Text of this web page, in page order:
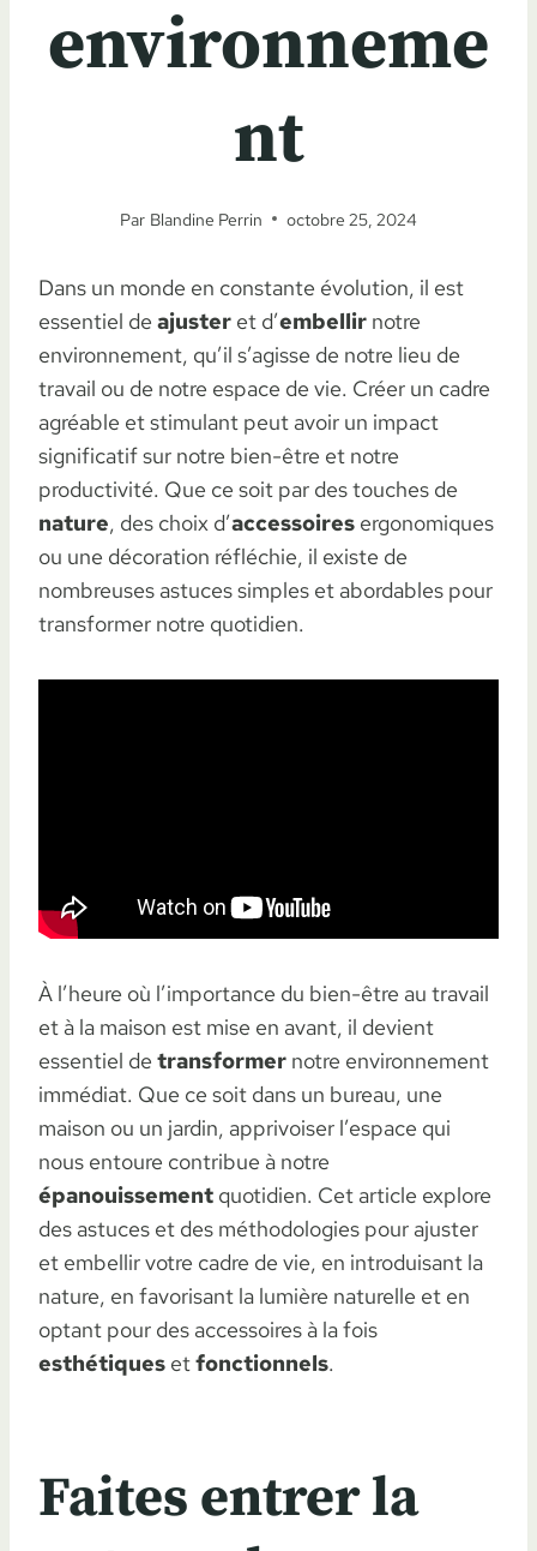
environneme
nt
Par Blandine Perrin octobre 25, 2024
Dans un monde en constante évolution, il est
essentiel de ajuster et d’embellir notre
environnement, qu’il s’agisse de notre lieu de
travail ou de notre espace de vie. Créer un cadre
agréable et stimulant peut avoir un impact
significatif sur notre bien-être et notre
productivité. Que ce soit par des touches de
nature, des choix d’accessoires ergonomiques
ou une décoration réfléchie, il existe de
nombreuses astuces simples et abordables pour
transformer notre quotidien.
À l’heure où l’importance du bien-être au travail
et à la maison est mise en avant, il devient
essentiel de transformer notre environnement
immédiat. Que ce soit dans un bureau, une
maison ou un jardin, apprivoiser l’espace qui
nous entoure contribue à notre
épanouissement quotidien. Cet article explore
des astuces et des méthodologies pour ajuster
et embellir votre cadre de vie, en introduisant la
nature, en favorisant la lumière naturelle et en
optant pour des accessoires à la fois
esthétiques etfonctionnels.
Faites entrer la